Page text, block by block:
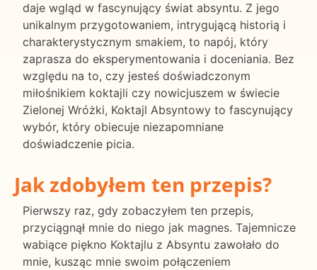
daje wgląd w fascynujący świat absyntu. Z jego
unikalnym przygotowaniem, intrygującą historią i
charakterystycznym smakiem, to napój, który
zaprasza do eksperymentowania i doceniania. Bez
względu na to, czy jesteś doświadczonym
miłośnikiem koktajli czy nowicjuszem w świecie
Zielonej Wróżki, Koktajl Absyntowy to fascynujący
wybór, który obiecuje niezapomniane
doświadczenie picia.
Jak zdobyłem ten przepis?
Pierwszy raz, gdy zobaczyłem ten przepis,
przyciągnął mnie do niego jak magnes. Tajemnicze
wabiące piękno Koktajlu z Absyntu zawołało do
mnie, kusząc mnie swoim połączeniem